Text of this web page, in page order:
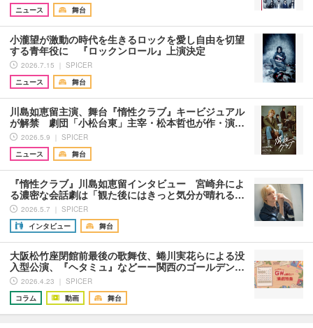
ニュース
舞台
小瀧望が激動の時代を生きるロックを愛し自由を切望
する青年役に 『ロックンロール』上演決定
2026.7.15 ｜ SPICER
ニュース
舞台
川島如恵留主演、舞台『惰性クラブ』キービジュアル
が解禁 劇団「小松台東」主宰・松本哲也が作・演…
2026.5.9 ｜ SPICER
ニュース
舞台
『惰性クラブ』川島如恵留インタビュー 宮崎弁によ
る濃密な会話劇は「観た後にはきっと気分が晴れる…
2026.5.7 ｜ SPICER
インタビュー
舞台
大阪松竹座閉館前最後の歌舞伎、蜷川実花らによる没
入型公演、『ヘタミュ』などーー関西のゴールデン…
2026.4.23 ｜ SPICER
コラム
動画 舞台